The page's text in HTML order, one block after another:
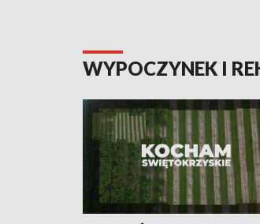
WYPOCZYNEK I